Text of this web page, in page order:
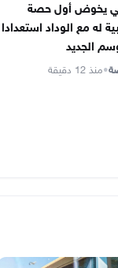
يخوض أول حصة
له مع الوداد استعدادا
الجديد
•منذ 12 دقيقة